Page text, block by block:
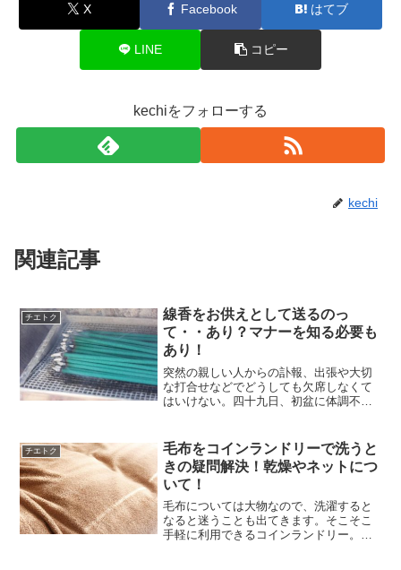
X Facebook はてブ
LINE コピー
kechiをフォローする
kechi
関連記事
チエトク
線香をお供えとして送るのっ
て・・あり？マナーを知る必要も
あり！
突然の親しい人からの訃報、出張や大切
な打合せなどでどうしても欠席しなくて
はいけない。四十九日、初盆に体調不良
だけどこんな時もありますよね。たとえ
行けなかったとしてもお悔みの...
チエトク
毛布をコインランドリーで洗うと
きの疑問解決！乾燥やネットにつ
いて！
毛布については大物なので、洗濯すると
なると迷うことも出てきます。そこそこ
手軽に利用できるコインランドリー。